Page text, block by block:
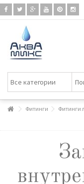
Фитинги Фитинги